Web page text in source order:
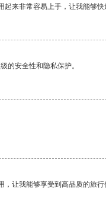
来非常容易上手，让我能够
的安全性和隐私保护。
让我能够享受到高品质的旅行